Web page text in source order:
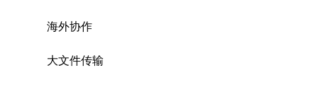
海外协作
大文件传输